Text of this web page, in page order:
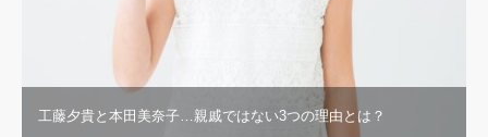
工藤夕貴と本田美奈子…親戚ではない3つの理由とは？